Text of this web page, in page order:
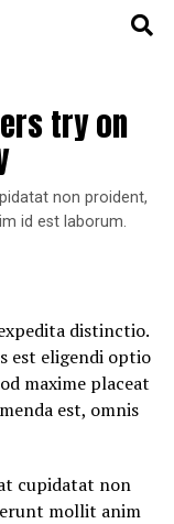
try on
non proident,
id est laborum.
distinctio.
est eligendi optio
maxime placeat
est, omnis
cupidatat non
mollit anim